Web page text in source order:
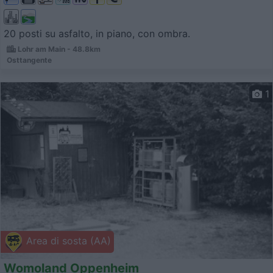
20 posti su asfalto, in piano, con ombra.
Lohr am Main - 48.8km
Osttangente
Area di sosta (AA)
1
Womoland Oppenheim